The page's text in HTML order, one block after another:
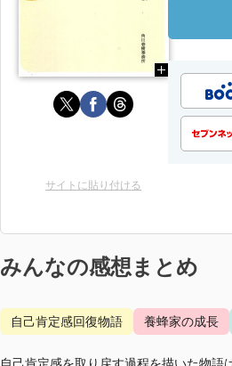
サイトに貼り付ける
みんなの感想まとめ
自己肯定感回復物語 養蜂家の成長